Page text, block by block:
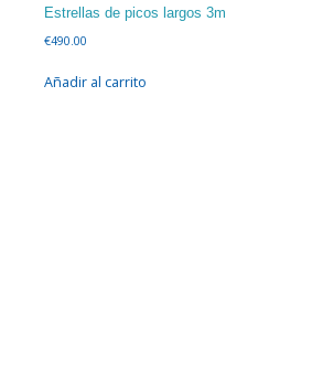
Estrellas de picos largos 3m
€490.00
Añadir al carrito